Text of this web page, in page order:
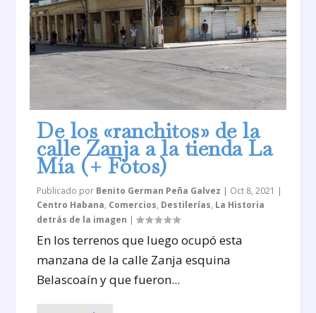
De los «ranchitos» de la
calle Zanja a la tienda La
Mía (+ Fotos)
Publicado por Benito German Peña Galvez | Oct 8, 2021 |
Centro Habana, Comercios, Destilerías, La Historia
detrás de la imagen |
En los terrenos que luego ocupó esta
manzana de la calle Zanja esquina
Belascoaín y que fueron...